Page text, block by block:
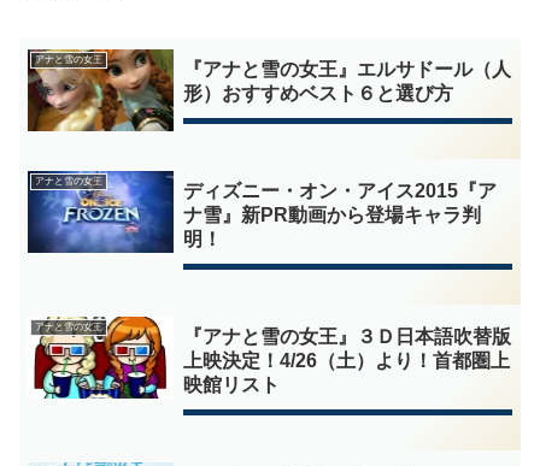
アナと雪の女王
『アナと雪の女王』エルサドール（人
形）おすすめベスト６と選び方
アナと雪の女王
ディズニー・オン・アイス2015『ア
ナ雪』新PR動画から登場キャラ判
明！
アナと雪の女王
『アナと雪の女王』３Ｄ日本語吹替版
上映決定！4/26（土）より！首都圏上
映館リスト